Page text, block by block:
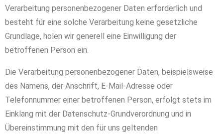
Verarbeitung personenbezogener Daten erforderlich und
besteht für eine solche Verarbeitung keine gesetzliche
Grundlage, holen wir generell eine Einwilligung der
betroffenen Person ein.
Die Verarbeitung personenbezogener Daten, beispielsweise
des Namens, der Anschrift, E-Mail-Adresse oder
Telefonnummer einer betroffenen Person, erfolgt stets im
Einklang mit der Datenschutz-Grundverordnung und in
Übereinstimmung mit den für uns geltenden